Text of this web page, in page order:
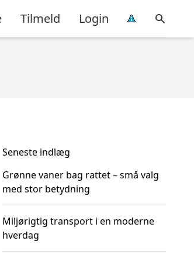
Tilmeld Login
Seneste indlæg
Grønne vaner bag rattet – små valg
med stor betydning
Miljørigtig transport i en moderne
hverdag